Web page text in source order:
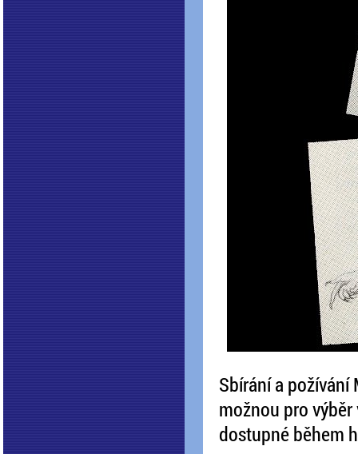
Sbírání a požívání
možnou pro výběr
dostupné během